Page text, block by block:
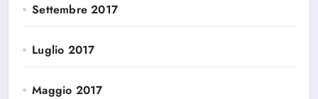
Settembre 2017
Luglio 2017
Maggio 2017